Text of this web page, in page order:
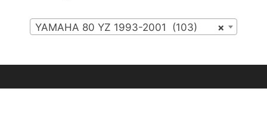
×
YAMAHA 80 YZ 1993-2001 (103)